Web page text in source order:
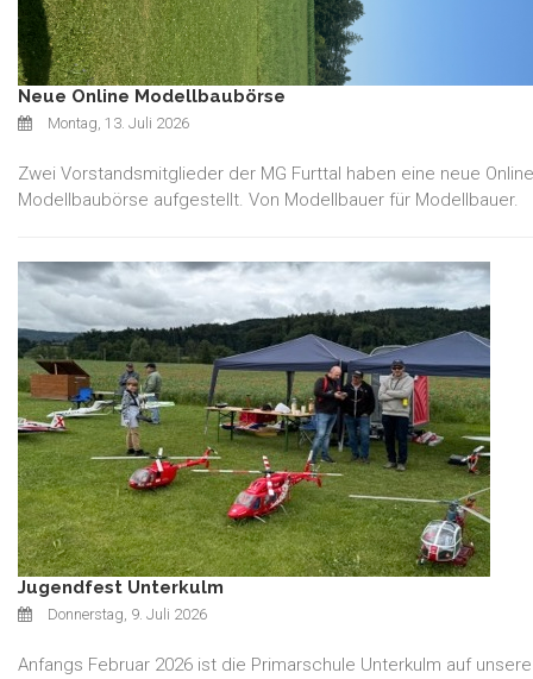
Neue Online Modellbaubörse
Montag, 13. Juli 2026
Zwei Vorstandsmitglieder der MG Furttal haben eine neue
Modellbaubörse aufgestellt. Von Modellbauer für Modellbauer.
Jugendfest Unterkulm
Donnerstag, 9. Juli 2026
Anfangs Februar 2026 ist die Primarschule Unterkulm auf